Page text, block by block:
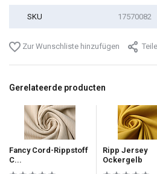
SKU 17570082
Zur Wunschliste hinzufügen
Gerelateerde producten
Fancy Cord-Rippstoff
C...
Ripp Jersey
Ockergelb